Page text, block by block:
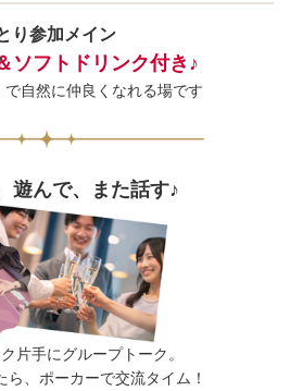
り参加メイン
ソフトドリンク付き♪
で自然に仲良くなれる場です
遊んで、また話す♪
片手にグループトーク。
ら、ポーカーで交流タイム！